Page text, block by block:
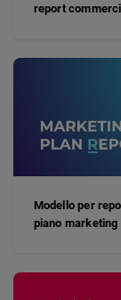
report
Modello per
piano marketing